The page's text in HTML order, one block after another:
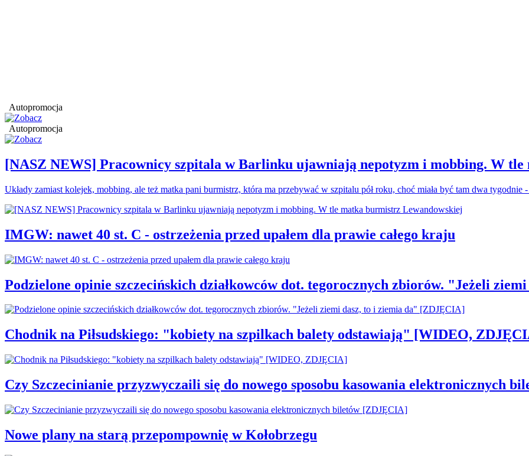
Autopromocja
Autopromocja
[NASZ NEWS] Pracownicy szpitala w Barlinku ujawniają nepotyzm i mobbing. W
Układy zamiast kolejek, mobbing, ale też matka pani burmistrz, która ma przebywać w szpitalu pół roku, choć miała być tam dwa
IMGW: nawet 40 st. C - ostrzeżenia przed upałem dla prawie całego kraju
Podzielone opinie szczecińskich działkowców dot. tegorocznych zbiorów. "Jeżeli
Chodnik na Piłsudskiego: "kobiety na szpilkach balety odstawiają" [WIDEO,
Czy Szczecinianie przyzwyczaili się do nowego sposobu kasowania elektronicznych
Nowe plany na starą przepompownię w Kołobrzegu